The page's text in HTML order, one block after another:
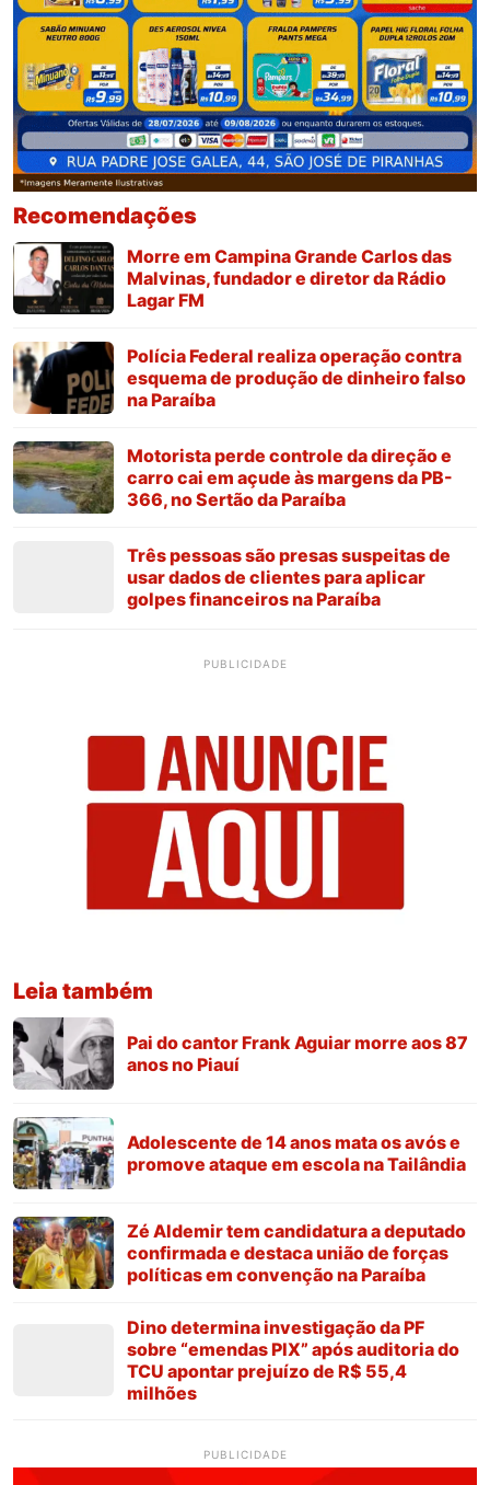
Recomendações
Morre em Campina Grande Carlos das
Malvinas, fundador e diretor da Rádio
Lagar FM
Polícia Federal realiza operação contra
esquema de produção de dinheiro falso
na Paraíba
Motorista perde controle da direção e
carro cai em açude às margens da PB-
366, no Sertão da Paraíba
Três pessoas são presas suspeitas de
usar dados de clientes para aplicar
golpes financeiros na Paraíba
PUBLICIDADE
Leia também
Pai do cantor Frank Aguiar morre aos 87
anos no Piauí
Adolescente de 14 anos mata os avós e
promove ataque em escola na Tailândia
Zé Aldemir tem candidatura a deputado
confirmada e destaca união de forças
políticas em convenção na Paraíba
Dino determina investigação da PF
sobre “emendas PIX” após auditoria do
TCU apontar prejuízo de R$ 55,4
milhões
PUBLICIDADE